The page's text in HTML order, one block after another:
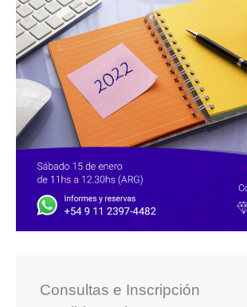
Consultas e Inscripción